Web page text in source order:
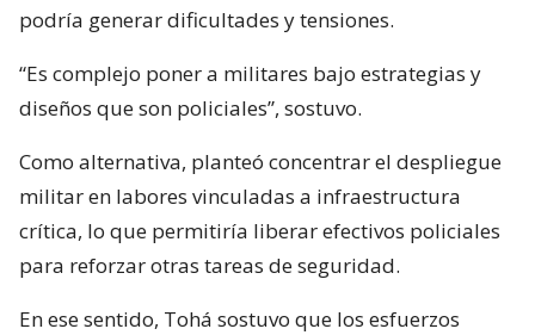
podría generar dificultades y tensiones.
“Es complejo poner a militares bajo estrategias y
diseños que son policiales”, sostuvo.
Como alternativa, planteó concentrar el despliegue
militar en labores vinculadas a infraestructura
crítica, lo que permitiría liberar efectivos policiales
para reforzar otras tareas de seguridad.
En ese sentido, Tohá sostuvo que los esfuerzos